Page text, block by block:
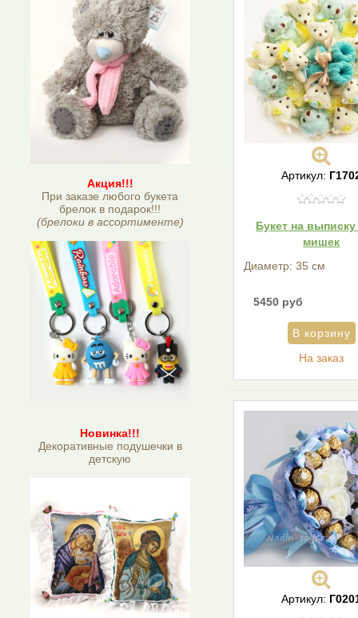
Акция!!!
При заказе любого букета
брелок в подарок!!!
(брелоки в ассортименте)
Новинка!!!
Декоративные подушечки в
детскую
Артикул:
Букет на выписку
мишек
Диаметр: 35 см
5450 руб
На заказ
Артикул: